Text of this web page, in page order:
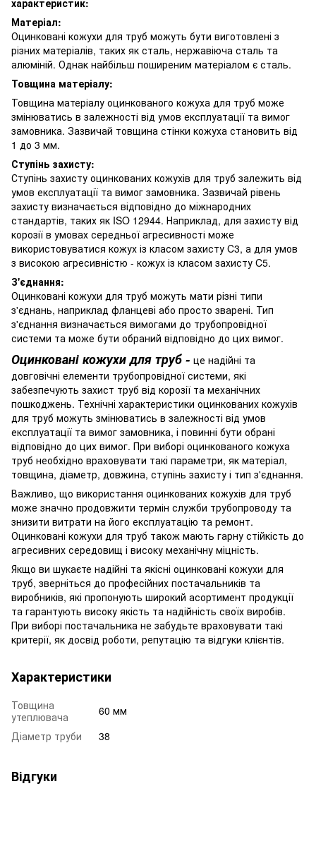
характеристик:
Матеріал:
Оцинковані кожухи для труб можуть бути виготовлені з
різних матеріалів, таких як сталь, нержавіюча сталь та
алюміній. Однак найбільш поширеним матеріалом є сталь.
Товщина матеріалу:
Товщина матеріалу оцинкованого кожуха для труб може
змінюватись в залежності від умов експлуатації та вимог
замовника. Зазвичай товщина стінки кожуха становить від
1 до 3 мм.
Ступінь захисту:
Ступінь захисту оцинкованих кожухів для труб залежить від
умов експлуатації та вимог замовника. Зазвичай рівень
захисту визначається відповідно до міжнародних
стандартів, таких як ISO 12944. Наприклад, для захисту від
корозії в умовах середньої агресивності може
використовуватися кожух із класом захисту C3, а для умов
з високою агресивністю - кожух із класом захисту C5.
З'єднання:
Оцинковані кожухи для труб можуть мати різні типи
з'єднань, наприклад фланцеві або просто зварені. Тип
з'єднання визначається вимогами до трубопровідної
системи та може бути обраний відповідно до цих вимог.
Оцинковані кожухи для труб - це надійні та
довговічні елементи трубопровідної системи, які
забезпечують захист труб від корозії та механічних
пошкоджень. Технічні характеристики оцинкованих кожухів
для труб можуть змінюватись в залежності від умов
експлуатації та вимог замовника, і повинні бути обрані
відповідно до цих вимог. При виборі оцинкованого кожуха
труб необхідно враховувати такі параметри, як матеріал,
товщина, діаметр, довжина, ступінь захисту і тип з'єднання.
Важливо, що використання оцинкованих кожухів для труб
може значно продовжити термін служби трубопроводу та
знизити витрати на його експлуатацію та ремонт.
Оцинковані кожухи для труб також мають гарну стійкість до
агресивних середовищ і високу механічну міцність.
Якщо ви шукаєте надійні та якісні оцинковані кожухи для
труб, зверніться до професійних постачальників та
виробників, які пропонують широкий асортимент продукції
та гарантують високу якість та надійність своїх виробів.
При виборі постачальника не забудьте враховувати такі
критерії, як досвід роботи, репутацію та відгуки клієнтів.
Характеристики
Товщина
утеплювача
60 мм
Діаметр труби
38
Відгуки